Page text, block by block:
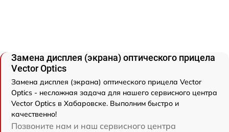
Замена дисплея (экрана) оптического прицела
Vector Optics
Замена дисплея (экрана) оптического прицела Vector
Optics - несложная задача для нашего сервисного центра
Vector Optics в Хабаровске. Выполним быстро и
качественно!
Позвоните нам и наш сервисного центра